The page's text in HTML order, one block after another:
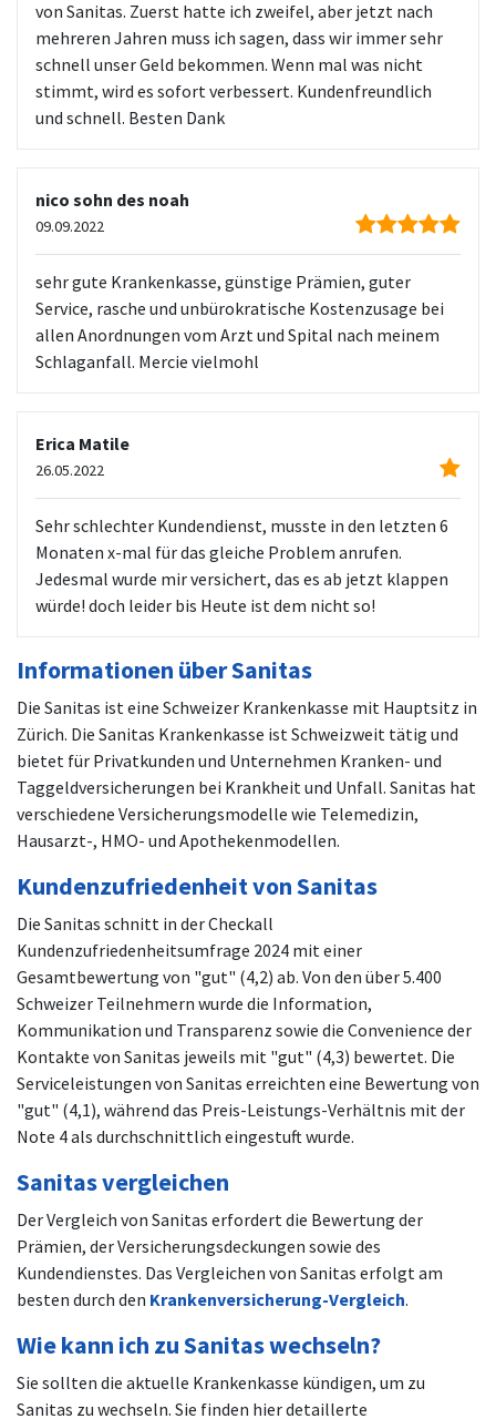
von Sanitas. Zuerst hatte ich zweifel, aber jetzt nach
mehreren Jahren muss ich sagen, dass wir immer sehr
schnell unser Geld bekommen. Wenn mal was nicht
stimmt, wird es sofort verbessert. Kundenfreundlich
und schnell. Besten Dank
nico sohn des noah
09.09.2022
sehr gute Krankenkasse, günstige Prämien, guter
Service, rasche und unbürokratische Kostenzusage bei
allen Anordnungen vom Arzt und Spital nach meinem
Schlaganfall. Mercie vielmohl
Erica Matile
26.05.2022
Sehr schlechter Kundendienst, musste in den letzten 6
Monaten x-mal für das gleiche Problem anrufen.
Jedesmal wurde mir versichert, das es ab jetzt klappen
würde! doch leider bis Heute ist dem nicht so!
Informationen über Sanitas
Die Sanitas ist eine Schweizer Krankenkasse mit Hauptsitz in
Zürich. Die Sanitas Krankenkasse ist Schweizweit tätig und
bietet für Privatkunden und Unternehmen Kranken- und
Taggeldversicherungen bei Krankheit und Unfall. Sanitas hat
verschiedene Versicherungsmodelle wie Telemedizin,
Hausarzt-, HMO- und Apothekenmodellen.
Kundenzufriedenheit von Sanitas
Die Sanitas schnitt in der Checkall
Kundenzufriedenheitsumfrage 2024 mit einer
Gesamtbewertung von "gut" (4,2) ab. Von den über 5.400
Schweizer Teilnehmern wurde die Information,
Kommunikation und Transparenz sowie die Convenience der
Kontakte von Sanitas jeweils mit "gut" (4,3) bewertet. Die
Serviceleistungen von Sanitas erreichten eine Bewertung von
"gut" (4,1), während das Preis-Leistungs-Verhältnis mit der
Note 4 als durchschnittlich eingestuft wurde.
Sanitas vergleichen
Der Vergleich von Sanitas erfordert die Bewertung der
Prämien, der Versicherungsdeckungen sowie des
Kundendienstes. Das Vergleichen von Sanitas erfolgt am
besten durch den Krankenversicherung-Vergleich.
Wie kann ich zu Sanitas wechseln?
Sie sollten die aktuelle Krankenkasse kündigen, um zu
Sanitas zu wechseln. Sie finden hier detaillerte